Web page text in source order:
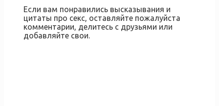
Если вам понравились высказывания и
цитаты про секс, оставляйте пожалуйста
комментарии, делитесь с друзьями или
добавляйте свои.